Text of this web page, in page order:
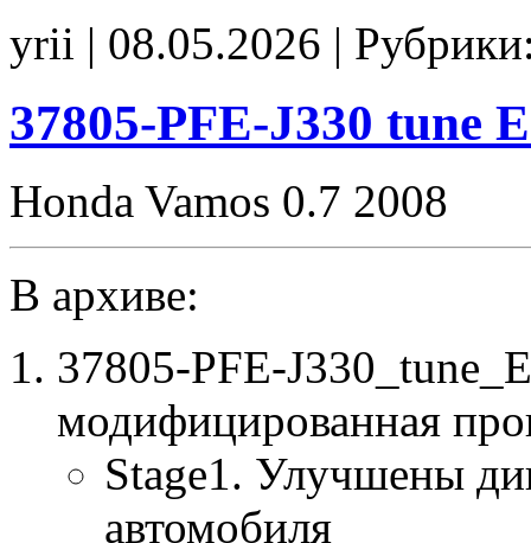
3260
tune
CHK(ok)
yrii | 08.05.2026 |
37805-PFE-J330 tune
Honda Vamos 0.7 2008
В архиве:
37805-PFE-
модифицированная
Stage1. Улучшены
автомобиля